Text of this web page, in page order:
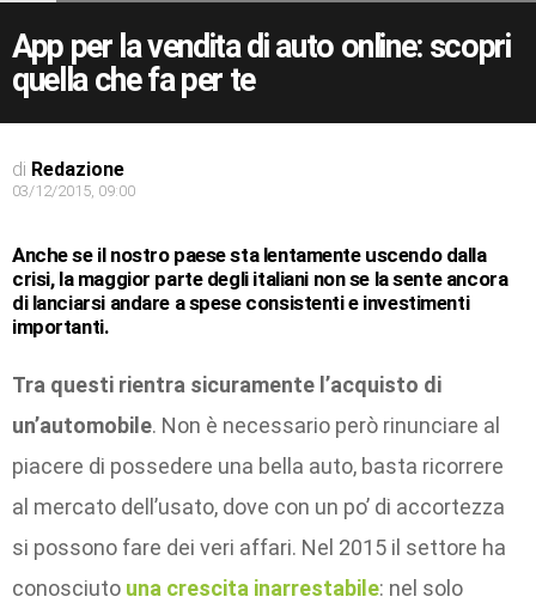
App per la vendita di auto online: scopri
quella che fa per te
di Redazione
03/12/2015, 09:00
Anche se il nostro paese sta lentamente uscendo dalla
crisi, la maggior parte degli italiani non se la sente ancora
di lanciarsi andare a spese consistenti e investimenti
importanti.
Tra questi rientra sicuramente l’acquisto di
un’automobile. Non è necessario però rinunciare al
piacere di possedere una bella auto, basta ricorrere
al mercato dell’usato, dove con un po’ di accortezza
si possono fare dei veri affari. Nel 2015 il settore ha
conosciuto una crescita inarrestabile: nel solo